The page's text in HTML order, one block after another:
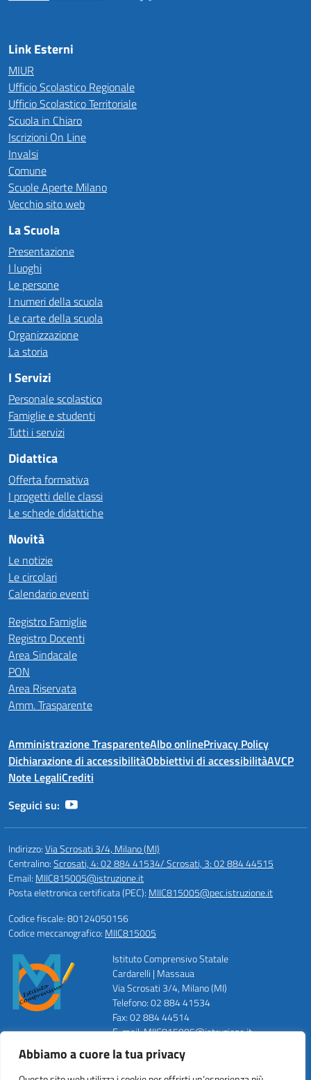
Abbiamo a cuore la tua privacy
Link Esterni
MIUR
Ufficio Scolastico Regionale
Ufficio Scolastico Territoriale
Scuola in Chiaro
Iscrizioni On Line
Invalsi
Comune
Scuole Aperte Milano
Vecchio sito web
La Scuola
Presentazione
I luoghi
Le persone
I numeri della scuola
Le carte della scuola
Organizzazione
La storia
I Servizi
Personale scolastico
Famiglie e studenti
Tutti i servizi
Didattica
Offerta formativa
I progetti delle classi
Le schede didattiche
Novità
Le notizie
Le circolari
Calendario eventi
Registro Famiglie
Registro Docenti
Area Sindacale
PON
Area Riservata
Amm. Trasparente
Amministrazione TrasparenteAlbo onlinePrivacy Policy
Dichiarazione di accessibilitàObbiettivi di accessibilitàAVCP
Note LegaliCrediti
Seguici su:
Indirizzo:Via Scrosati 3/4, Milano (MI)
Centralino:Scrosati, 4: 02 884 41534/ Scrosati, 3: 02 884 44515
Email: MIIC815005@istruzione.it
Posta elettronica certificata (PEC): MIIC815005@pec.istruzione.it
Codice fiscale: 80124050156
Codice meccanografico: MIIC815005
Istituto Comprensivo Statale
Cardarelli | Massaua
Via Scrosati 3/4, Milano (MI)
Telefono: 02 884 41534
Fax: 02 884 44514
E-mail: MIIC815005@istruzione.it
PEC: MIIC815005@pec.istruzione.it
Codice Meccanografico: MIIC815005
Codice Fiscale: 80124050156